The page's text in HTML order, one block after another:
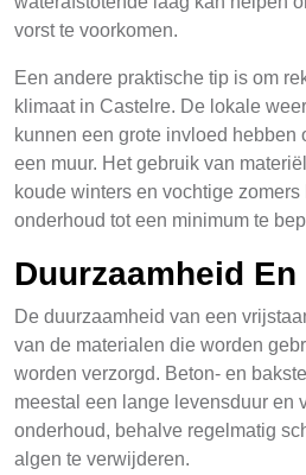
vorst te voorkomen.
Een andere praktische tip is om
klimaat in Castelre. De lokale
kunnen een grote invloed hebben
een muur. Het gebruik van
koude winters en vochtige
onderhoud tot een minimum te
Duurzaamheid
De duurzaamheid van een
van de materialen die worden
worden verzorgd. Beton- en
meestal een lange levensduur en
onderhoud, behalve regelmatig
algen te verwijderen.